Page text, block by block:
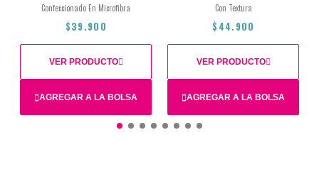
Confeccionado En Microfibra
$39.900
AGREGAR A LA BOLSA
VER PRODUCTO
Con Textura
$44.900
AGREGAR A LA BOLSA
VER PRODUCTO